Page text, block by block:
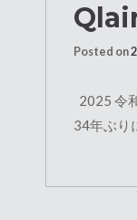
Posted on
2025 令
34年ぶり